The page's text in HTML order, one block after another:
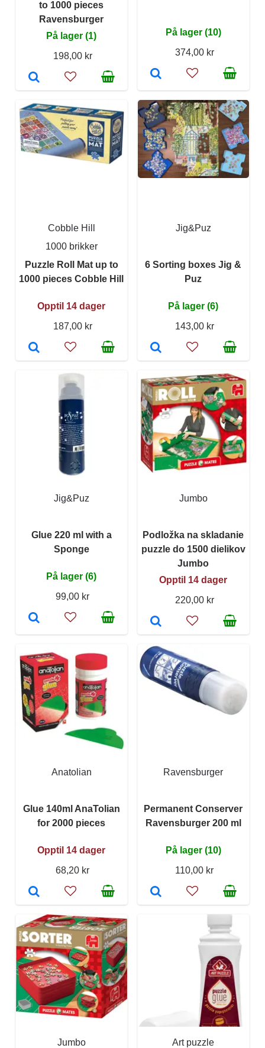
to 1000 pieces
Ravensburger
På lager (1)
198,00 kr
På lager (10)
374,00 kr
Cobble Hill
1000 brikker
Puzzle Roll Mat up to
1000 pieces Cobble Hill
Opptil 14 dager
187,00 kr
Jig&Puz
6 Sorting boxes Jig &
Puz
På lager (6)
143,00 kr
Jig&Puz
Glue 220 ml with a
Sponge
På lager (6)
99,00 kr
Jumbo
Podložka na skladanie
puzzle do 1500 dielikov
Jumbo
Opptil 14 dager
220,00 kr
Anatolian
Glue 140ml AnaTolian
for 2000 pieces
Opptil 14 dager
68,20 kr
Ravensburger
Permanent Conserver
Ravensburger 200 ml
På lager (10)
110,00 kr
Jumbo Art puzzle